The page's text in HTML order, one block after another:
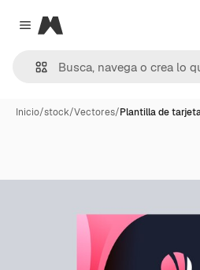
Close menu
Magnific
Inicio/stock/Vectores/Plantilla de